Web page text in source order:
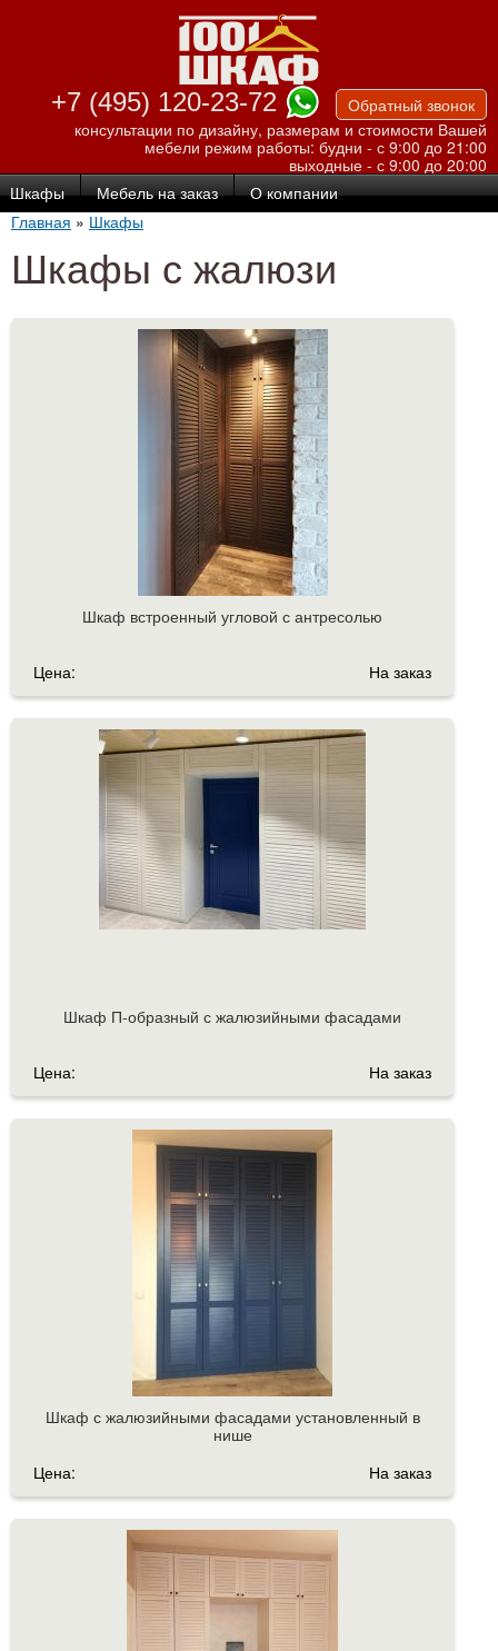
Перейти к
основному
содержанию
+7 (495) 120-23-72
Обратный звонок
консультации по дизайну, размерам и стоимости Вашей
мебели режим работы: будни - с 9:00 до 21:00
выходные - с 9:00 до 20:00
Шкафы Мебель на заказ О компании
Главная » Шкафы
Шкафы с жалюзи
Шкаф встроенный угловой с антресолью
Цена: На заказ
Шкаф П-образный с жалюзийными фасадами
Цена: На заказ
Шкаф с жалюзийными фасадами установленный в
нише
Цена:
На заказ